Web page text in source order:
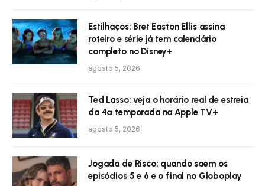
Estilhaços: Bret Easton Ellis assina
roteiro e série já tem calendário
completo no Disney+
agosto 5, 2026
Ted Lasso: veja o horário real de estreia
da 4ª temporada na Apple TV+
agosto 5, 2026
Jogada de Risco: quando saem os
episódios 5 e 6 e o final no Globoplay